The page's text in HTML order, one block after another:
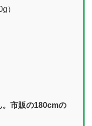
）
市販の180cmの